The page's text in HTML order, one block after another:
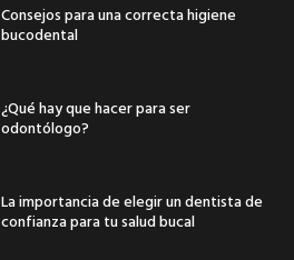
Consejos para una correcta higiene
bucodental
¿Qué hay que hacer para ser
odontólogo?
La importancia de elegir un dentista de
confianza para tu salud bucal